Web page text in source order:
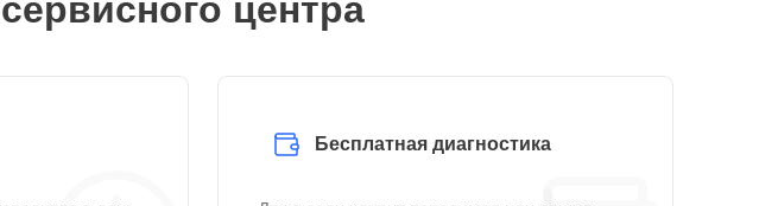
центра
Бесплатная диагностика